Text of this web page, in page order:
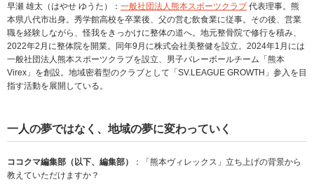
早瀬 雄太（はやせ ゆうた）： 一般社団法人熊本スポーツクラブ 代表理事。熊
本県八代市出身。秀学館高校を卒業後、父の営む飲食業に従事。その後、営業
職を経験しながら、怪我をきっかけに整体の道へ。地元整骨院で修行を積み、
2022年2月に整体院を開業。同年9月に株式会社美整健を設立。2024年1月には
一般社団法人熊本スポーツクラブを設立、男子バレーボールチーム「熊本
Virex」を創設。地域密着型のクラブとして「SV.LEAGUE GROWTH」参入を目
指す活動を展開している。
一人の夢ではなく、地域の夢に変わっていく
ココクマ編集部（以下、編集部）
：「熊本ヴィレックス」立ち上げの背景から
教えていただけますか？